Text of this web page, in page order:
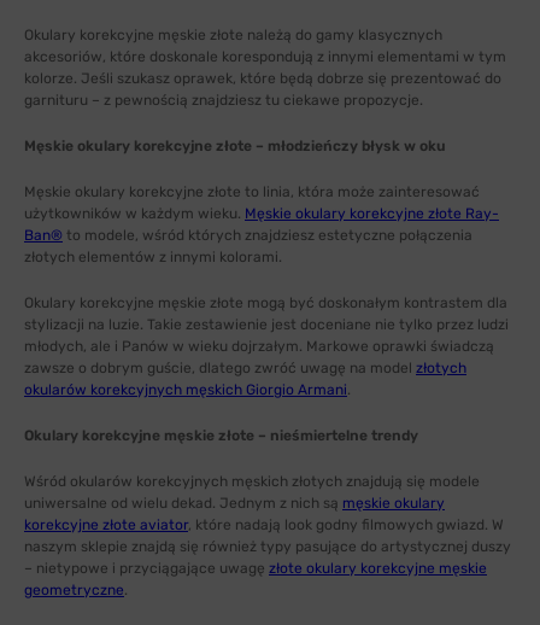
Okulary korekcyjne męskie złote należą do gamy klasycznych
akcesoriów, które doskonale korespondują z innymi elementami w tym
kolorze. Jeśli szukasz oprawek, które będą dobrze się prezentować do
garnituru – z pewnością znajdziesz tu ciekawe propozycje.
Męskie okulary korekcyjne złote – młodzieńczy błysk w oku
Męskie okulary korekcyjne złote to linia, która może zainteresować
użytkowników w każdym wieku. Męskie okulary korekcyjne złote Ray-
Ban® to modele, wśród których znajdziesz estetyczne połączenia
złotych elementów z innymi kolorami.
Okulary korekcyjne męskie złote mogą być doskonałym kontrastem dla
stylizacji na luzie. Takie zestawienie jest doceniane nie tylko przez ludzi
młodych, ale i Panów w wieku dojrzałym. Markowe oprawki świadczą
zawsze o dobrym guście, dlatego zwróć uwagę na model złotych
okularów korekcyjnych męskich Giorgio Armani.
Okulary korekcyjne męskie złote – nieśmiertelne trendy
Wśród okularów korekcyjnych męskich złotych znajdują się modele
uniwersalne od wielu dekad. Jednym z nich są męskie okulary
korekcyjne złote aviator, które nadają look godny filmowych gwiazd. W
naszym sklepie znajdą się również typy pasujące do artystycznej duszy
– nietypowe i przyciągające uwagę złote okulary korekcyjne męskie
geometryczne.